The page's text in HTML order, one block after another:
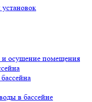
осушение помещения
в бассейне